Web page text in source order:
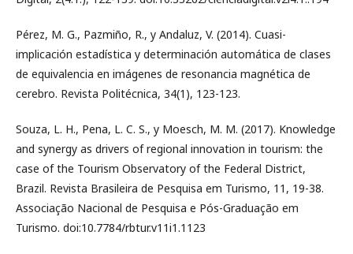
Pérez, M. G., Pazmiño, R., y Andaluz, V. (2014). Cuasi-
implicación estadística y determinación automática de clases
de equivalencia en imágenes de resonancia magnética de
cerebro. Revista Politécnica, 34(1), 123-123.
Souza, L. H., Pena, L. C. S., y Moesch, M. M. (2017). Knowledge
and synergy as drivers of regional innovation in tourism: the
case of the Tourism Observatory of the Federal District,
Brazil. Revista Brasileira de Pesquisa em Turismo, 11, 19-38.
Associação Nacional de Pesquisa e Pós-Graduação em
Turismo. doi:10.7784/rbtur.v11i1.1123